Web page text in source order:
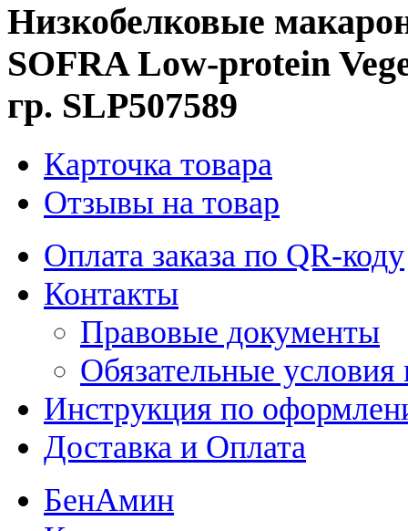
Низкобелковые
SOFRA Low-protein
гр. SLP507589
Карточка товара
Отзывы на товар
Оплата заказа по QR-коду
Контакты
Правовые документы
Обязательные
Инструкция по
Доставка и Оплата
БенАмин